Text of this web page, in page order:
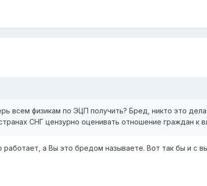
всем физикам по ЭЦП получить? Бред, никто это
СНГ цензурно оценивать отношение граждан к
работает, а Вы это бредом называете. Вот так бы и с